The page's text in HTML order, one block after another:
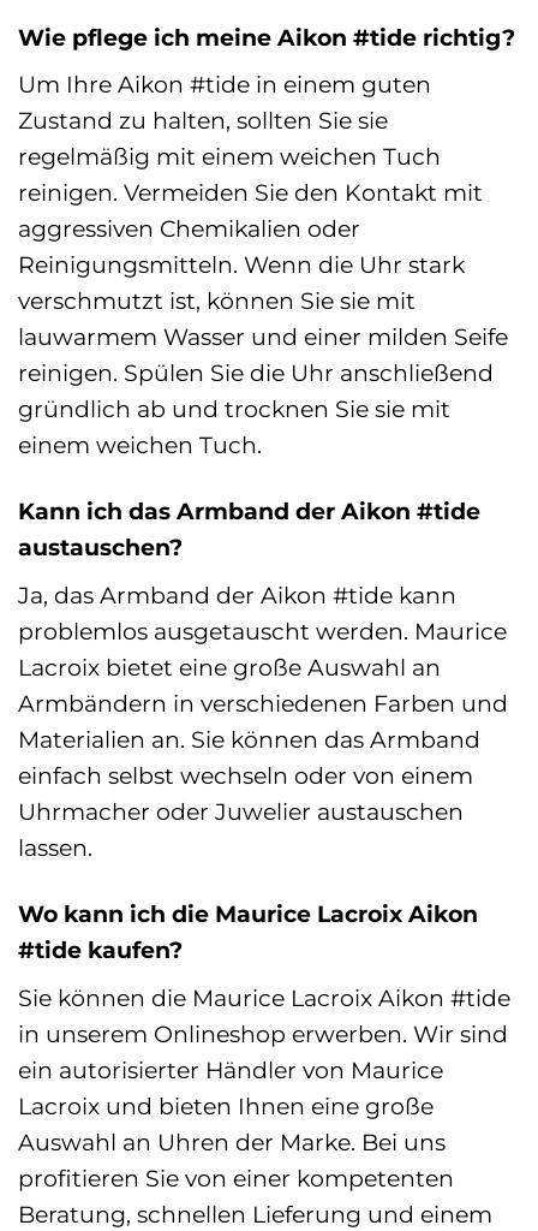
Wie pflege ich meine Aikon #tide richtig?
Um Ihre Aikon #tide in einem guten
Zustand zu halten, sollten Sie sie
regelmäßig mit einem weichen Tuch
reinigen. Vermeiden Sie den Kontakt mit
aggressiven Chemikalien oder
Reinigungsmitteln. Wenn die Uhr stark
verschmutzt ist, können Sie sie mit
lauwarmem Wasser und einer milden Seife
reinigen. Spülen Sie die Uhr anschließend
gründlich ab und trocknen Sie sie mit
einem weichen Tuch.
Kann ich das Armband der Aikon #tide
austauschen?
Ja, das Armband der Aikon #tide kann
problemlos ausgetauscht werden. Maurice
Lacroix bietet eine große Auswahl an
Armbändern in verschiedenen Farben und
Materialien an. Sie können das Armband
einfach selbst wechseln oder von einem
Uhrmacher oder Juwelier austauschen
lassen.
Wo kann ich die Maurice Lacroix Aikon
#tide kaufen?
Sie können die Maurice Lacroix Aikon #tide
in unserem Onlineshop erwerben. Wir sind
ein autorisierter Händler von Maurice
Lacroix und bieten Ihnen eine große
Auswahl an Uhren der Marke. Bei uns
profitieren Sie von einer kompetenten
Beratung, schnellen Lieferung und einem